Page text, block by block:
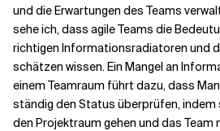
und die Erwartungen des Teams
sehe ich, dass agile Teams die
richtigen Informationsradiatoren und
schätzen wissen. Ein Mangel an
einem Teamraum führt dazu, dass
ständig den Status überprüfen, indem
den Projektraum gehen und das